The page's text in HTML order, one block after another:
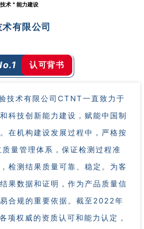
术＂能力建设
有限公司
认可背书
技术有限公司CTNT一直致力于
科技创新能力建设，赋能中国制
在机构建设发展过程中，严格按
量管理体系，保证检测过程准
检测结果质量可靠、稳定。为客
果数据和证明，作为产品质量信
合规的重要依据。截至2022年
项权威的资质认可和能力认定，